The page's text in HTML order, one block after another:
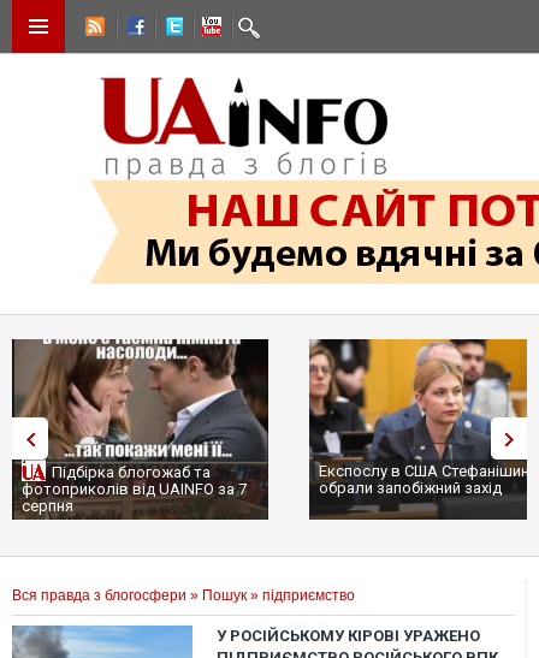
Підбірка блогожаб та
фотоприколів від UAINFO за 7
серпня
Експослу в США
обрали запобіжний захід
Вся правда з блогосфери » Пошук » підприємство
У РОСІЙСЬКОМУ КІРОВІ УРАЖЕНО